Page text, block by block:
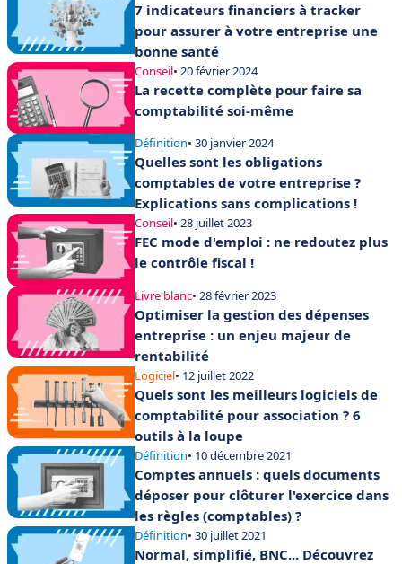
7 indicateurs financiers à tracker
pour assurer à votre entreprise une
bonne santé
Conseil• 20 février 2024
La recette complète pour faire sa
comptabilité soi-même
Définition• 30 janvier 2024
Quelles sont les obligations
comptables de votre entreprise ?
Explications sans complications !
Conseil• 28 juillet 2023
FEC mode d'emploi : ne redoutez plus
le contrôle fiscal !
Livre blanc• 28 février 2023
Optimiser la gestion des dépenses
entreprise : un enjeu majeur de
rentabilité
Logiciel• 12 juillet 2022
Quels sont les meilleurs logiciels de
comptabilité pour association ? 6
outils à la loupe
Définition• 10 décembre 2021
Comptes annuels : quels documents
déposer pour clôturer l'exercice dans
les règles (comptables) ?
Définition• 30 juillet 2021
Normal, simplifié, BNC... Découvrez